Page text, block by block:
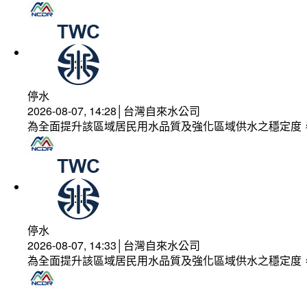
停水
2026-08-07, 14:28│台灣自來水公司
為全面提升該區域居民用水品質及強化區域供水之穩定
停水
2026-08-07, 14:33│台灣自來水公司
為全面提升該區域居民用水品質及強化區域供水之穩定